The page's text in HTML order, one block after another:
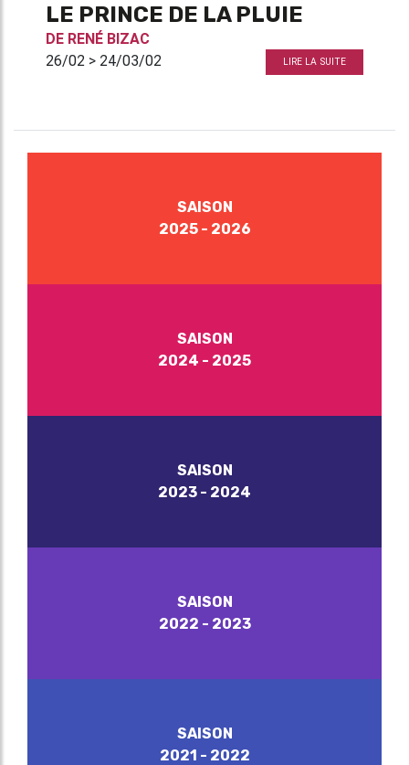
LE PRINCE DE LA PLUIE
DE RENÉ BIZAC
26/02 > 24/03/02
LIRE LA SUITE
SAISON
2025 - 2026
SAISON
2024 - 2025
SAISON
2023 - 2024
SAISON
2022 - 2023
SAISON
2021 - 2022